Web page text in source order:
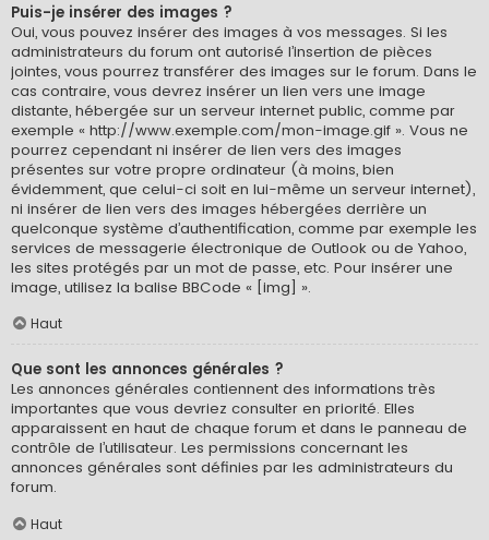
Puis-je insérer des images ?
Oui, vous pouvez insérer des images à vos messages. Si les
administrateurs du forum ont autorisé l’insertion de pièces
jointes, vous pourrez transférer des images sur le forum. Dans le
cas contraire, vous devrez insérer un lien vers une image
distante, hébergée sur un serveur internet public, comme par
exemple « http://www.exemple.com/mon-image.gif ». Vous ne
pourrez cependant ni insérer de lien vers des images
présentes sur votre propre ordinateur (à moins, bien
évidemment, que celui-ci soit en lui-même un serveur internet),
ni insérer de lien vers des images hébergées derrière un
quelconque système d’authentification, comme par exemple les
services de messagerie électronique de Outlook ou de Yahoo,
les sites protégés par un mot de passe, etc. Pour insérer une
image, utilisez la balise BBCode « [img] ».
Haut
Que sont les annonces générales ?
Les annonces générales contiennent des informations très
importantes que vous devriez consulter en priorité. Elles
apparaissent en haut de chaque forum et dans le panneau de
contrôle de l’utilisateur. Les permissions concernant les
annonces générales sont définies par les administrateurs du
forum.
Haut